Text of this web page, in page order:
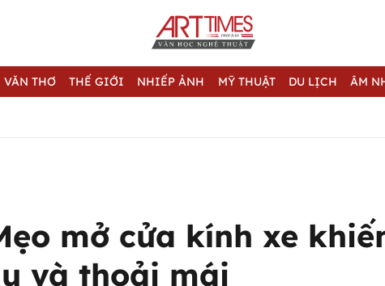
VĂN THƠ THẾ GIỚI NHIẾP ẢNH MỸ THUẬT DU LỊCH ÂM
mở cửa kính xe
và thoải mái